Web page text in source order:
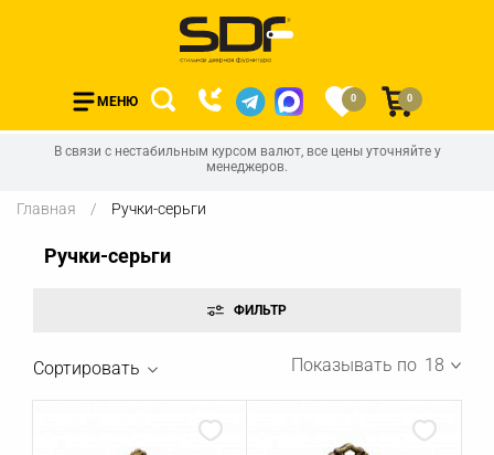
МЕНЮ 0 0
В связи с нестабильным курсом валют, все цены уточняйте у
менеджеров.
Главная Ручки-серьги
Ручки-серьги
Сортировать Показывать по 18